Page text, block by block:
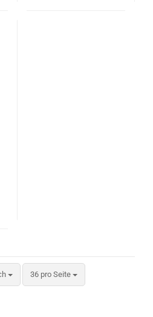
36 pro Seite
pro Seite